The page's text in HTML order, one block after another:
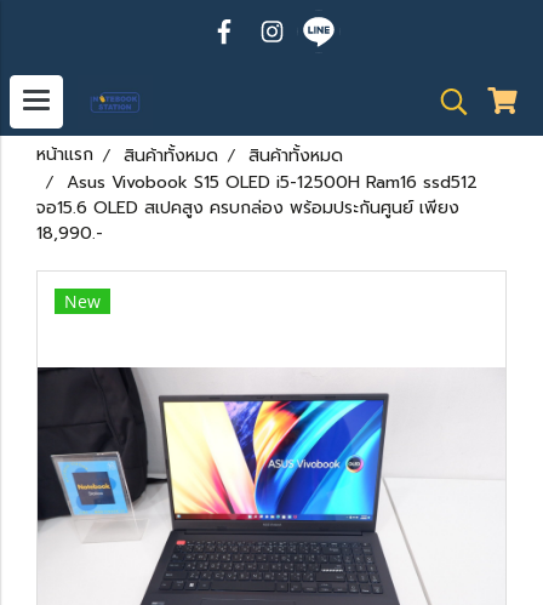
หน้าแรก สินค้าทั้งหมด
สินค้าทั้งหมด
Asus Vivobook S15 OLED i5-12500H Ram16 ssd512
จอ15.6 OLED สเปคสูง ครบกล่อง พร้อมประกันศูนย์ เพียง
18,990.-
New